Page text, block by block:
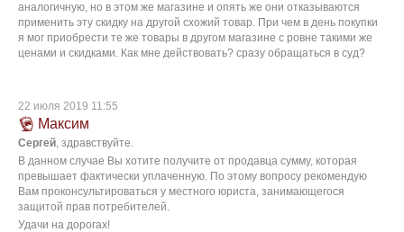
аналогичную, но в этом же магазине и опять же они отказываются
применить эту скидку на другой схожий товар. При чем в день покупки
я мог приобрести те же товары в другом магазине с ровне такими же
ценами и скидками. Как мне действовать? сразу обращаться в суд?
22 июля 2019 11:55
Максим
Сергей, здравствуйте.
В данном случае Вы хотите получите от продавца сумму, которая
превышает фактически уплаченную. По этому вопросу рекомендую
Вам проконсультироваться у местного юриста, занимающегося
защитой прав потребителей.
Удачи на дорогах!